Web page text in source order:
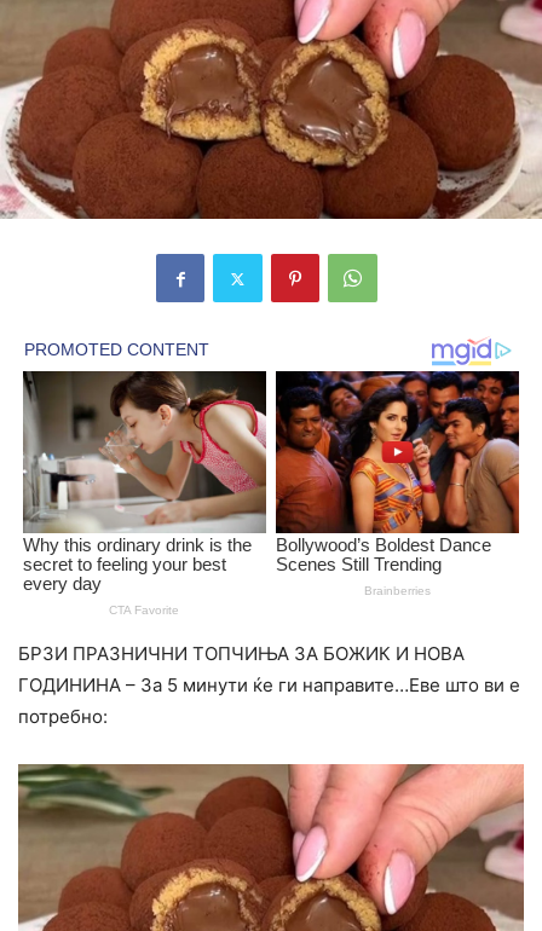
БРЗИ ПРАЗНИЧНИ ТОПЧИЊА ЗА БОЖИК И НОВА
ГОДИНИНА – За 5 минути ќе ги направите…Еве што ви е
потребно: